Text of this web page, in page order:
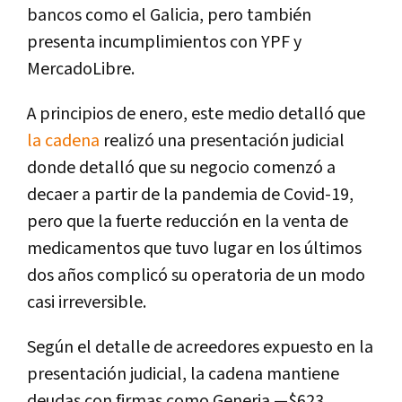
bancos como el Galicia, pero también
presenta incumplimientos con YPF y
MercadoLibre.
A principios de enero, este medio detalló que
la cadena realizó una presentación judicial
donde detalló que su negocio comenzó a
decaer a partir de la pandemia de Covid-19,
pero que la fuerte reducción en la venta de
medicamentos que tuvo lugar en los últimos
dos años complicó su operatoria de un modo
casi irreversible.
Según el detalle de acreedores expuesto en la
presentación judicial, la cadena mantiene